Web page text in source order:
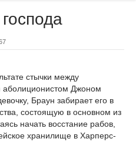
стычки между
аболиционистом Джоном
Браун забирает его в
состоящую в основном из
начать восстание рабов,
хранилище в Харперс-